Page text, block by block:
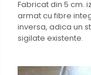
Fabricat din 5 cm.
armat cu fibre
inversa, adica un
sigilate existente.